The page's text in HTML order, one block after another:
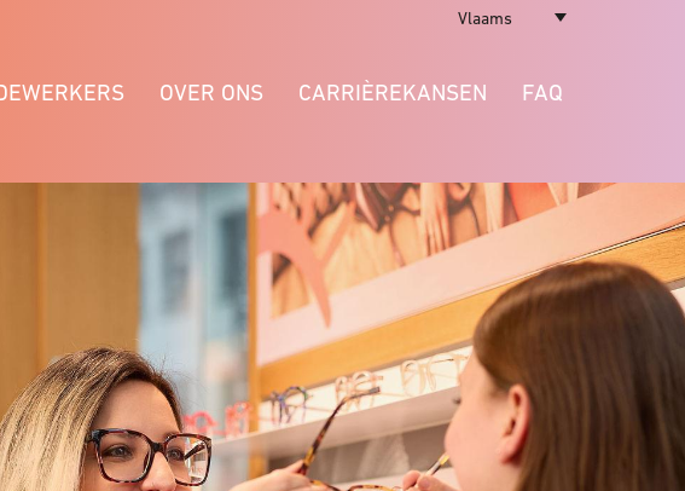
Vlaams
OVER ONS CARRIÈREKANSEN FAQ